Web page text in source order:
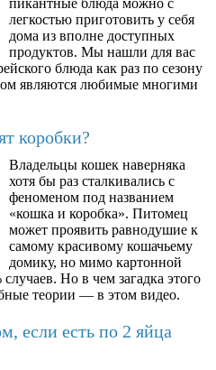
пикантные блюда можно с
легкостью приготовить у себя
дома из вполне доступных
продуктов. Мы нашли для вас
блюда как раз по сезону
являются любимые многими
коробки?
Владельцы кошек наверняка
хотя бы раз сталкивались с
феноменом под названием
«кошка и коробка». Питомец
может проявить равнодушие к
самому красивому кошачьему
домику, но мимо картонной
Но в чем загадка этого
теории — в этом видео.
если есть по 2 яйца